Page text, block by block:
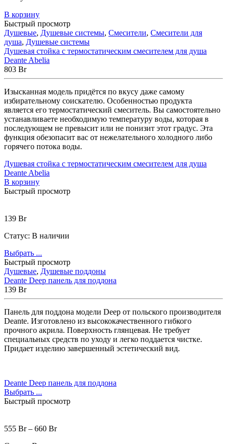
В корзину
Быстрый просмотр
Душевые, Душевые системы, Смесители, Смесители для
душа, Душевые системы
Душевая стойка с термостатическим смесителем для душа
Deante Abelia
803 Br
Изысканная модель придётся по вкусу даже самому
избирательному соискателю. Особенностью продукта
является его термостатический смеситель. Вы самостоятельно
устанавливаете необходимую температуру воды, которая в
последующем не превысит или не понизит этот градус. Эта
функция обезопасит вас от нежелательного холодного либо
горячего потока воды.
Душевая стойка с термостатическим смесителем для душа
Deante Abelia
В корзину
Быстрый просмотр
139 Br
Статус: В наличии
Выбрать ...
Быстрый просмотр
Душевые, Душевые поддоны
Deante Deep панель для поддона
139 Br
Панель для поддона модели Deep от польского производителя
Deante. Изготовлено из высококачественного гибкого
прочного акрила. Поверхность глянцевая. Не требует
специальных средств по уходу и легко поддается чистке.
Придает изделию завершенный эстетический вид.
Deante Deep панель для поддона
Выбрать ...
Быстрый просмотр
555 Br– 660 Br